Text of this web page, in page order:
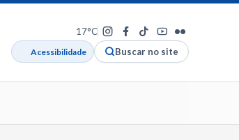
17°C
Acessibilidade Buscar no site